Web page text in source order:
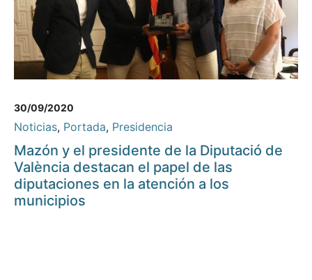
30/09/2020
Noticias, Portada, Presidencia
Mazón y el presidente de la Diputació de
València destacan el papel de las
diputaciones en la atención a los
municipios